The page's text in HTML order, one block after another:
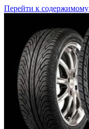
Перейти к содержимому